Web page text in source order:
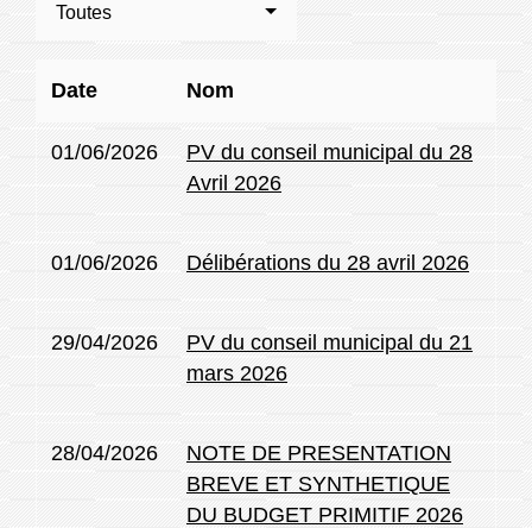
Toutes
Date Nom
01/06/2026
PV du conseil municipal du 28
Avril 2026
01/06/2026 Délibérations du 28 avril 2026
29/04/2026
PV du conseil municipal du 21
mars 2026
28/04/2026
NOTE DE PRESENTATION
BREVE ET SYNTHETIQUE
DU BUDGET PRIMITIF 2026